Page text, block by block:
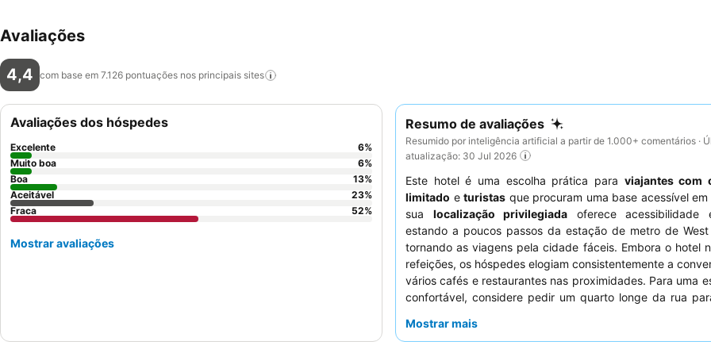
Avaliações
4,4 com base em 7.126 pontuações nos principais sites
Resumo de avaliações
Resumido por inteligência artificial a partir de 1.000+ comentários ·
atualização: 30 Jul 2026
Este hotel é uma escolha prática para viajantes com
limitado e turistas que procuram uma base acessível em
sua localização privilegiada oferece acessibilidade
estando a poucos passos da estação de metro de West
tornando as viagens pela cidade fáceis. Embora o hotel
refeições, os hóspedes elogiam consistentemente a
vários cafés e restaurantes nas proximidades. Para uma
confortável, considere pedir um quarto longe da rua
Mostrar mais
Avaliações dos hóspedes
Excelente 6%
Muito boa
6%
Boa
13%
Aceitável
23%
Fraca
52%
Mostrar avaliações